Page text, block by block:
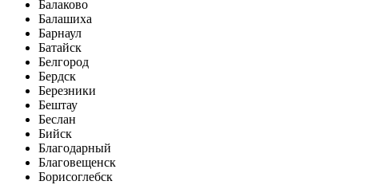
Балаково
Балашиха
Барнаул
Батайск
Белгород
Бердск
Березники
Бештау
Беслан
Бийск
Благодарный
Благовещенск
Борисоглебск